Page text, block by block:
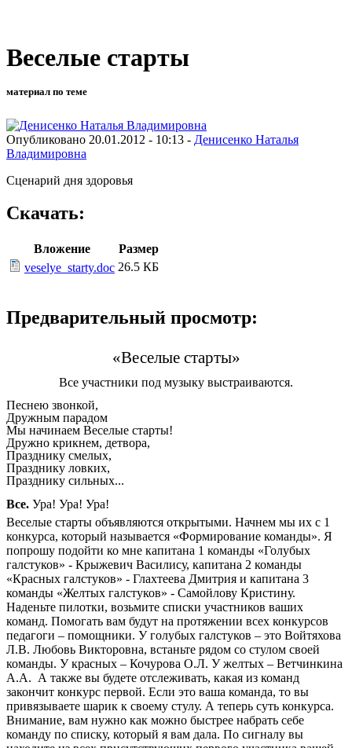
Веселые старты
материал по теме
Опубликовано 20.01.2012 - 10:13 - Денисенко Наталья
Владимировна
Сценарий дня здоровья
Скачать:
Вложение
Размер
veselye_starty.doc 26.5 КБ
Предварительный просмотр:
«Веселые старты»
Все участники под музыку выстраиваются.
Песнею звонкой,
Дружным парадом
Мы начинаем Веселые старты!
Дружно крикнем, детвора,
Празднику смелых,
Празднику ловких,
Празднику сильных...
Все. Ура! Ура! Ура!
Веселые старты объявляются открытыми. Начнем мы их с 1
конкурса, который называется «Формирование команды». Я
попрошу подойти ко мне капитана 1 команды «Голубых
галстуков» - Крыжевич Василису, капитана 2 команды
«Красных галстуков» - Глахтеева Дмитрия и капитана 3
команды «Желтых галстуков» - Самойлову Кристину.
Наденьте пилотки, возьмите списки участников ваших
команд. Помогать вам будут на протяжении всех конкурсов
педагоги – помощники. У голубых галстуков – это Войтяхова
Л.В. Любовь Викторовна, встаньте рядом со стулом своей
команды. У красных – Кочурова О.Л. У желтых – Ветчинкина
А.А. А также вы будете отслеживать, какая из команд
закончит конкурс первой. Если это ваша команда, то вы
привязываете шарик к своему стулу. А теперь суть конкурса.
Внимание, вам нужно как можно быстрее набрать себе
команду по списку, который я вам дала. По сигналу вы